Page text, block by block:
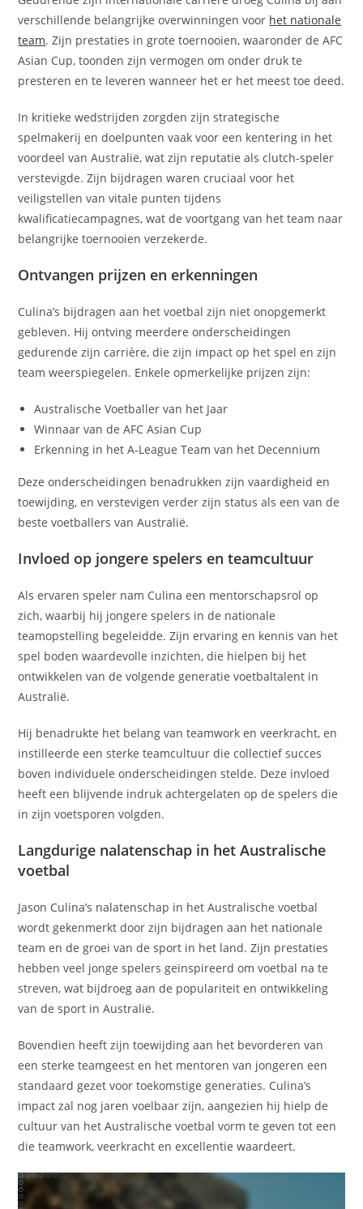
verschillende belangrijke overwinningen voor het nationale
team. Zijn prestaties in grote toernooien, waaronder de AFC
Asian Cup, toonden zijn vermogen om onder druk te
presteren en te leveren wanneer het er het meest toe deed.
In kritieke wedstrijden zorgden zijn strategische
spelmakerij en doelpunten vaak voor een kentering in het
voordeel van Australië, wat zijn reputatie als clutch-speler
verstevigde. Zijn bijdragen waren cruciaal voor het
veiligstellen van vitale punten tijdens
kwalificatiecampagnes, wat de voortgang van het team naar
belangrijke toernooien verzekerde.
Ontvangen prijzen en erkenningen
Culina’s bijdragen aan het voetbal zijn niet onopgemerkt
gebleven. Hij ontving meerdere onderscheidingen
gedurende zijn carrière, die zijn impact op het spel en zijn
team weerspiegelen. Enkele opmerkelijke prijzen zijn:
Australische Voetballer van het Jaar
Winnaar van de AFC Asian Cup
Erkenning in het A-League Team van het Decennium
Deze onderscheidingen benadrukken zijn vaardigheid en
toewijding, en verstevigen verder zijn status als een van de
beste voetballers van Australië.
Invloed op jongere spelers en teamcultuur
Als ervaren speler nam Culina een mentorschapsrol op
zich, waarbij hij jongere spelers in de nationale
teamopstelling begeleidde. Zijn ervaring en kennis van het
spel boden waardevolle inzichten, die hielpen bij het
ontwikkelen van de volgende generatie voetbaltalent in
Australië.
Hij benadrukte het belang van teamwork en veerkracht, en
instilleerde een sterke teamcultuur die collectief succes
boven individuele onderscheidingen stelde. Deze invloed
heeft een blijvende indruk achtergelaten op de spelers die
in zijn voetsporen volgden.
Langdurige nalatenschap in het Australische
voetbal
Jason Culina’s nalatenschap in het Australische voetbal
wordt gekenmerkt door zijn bijdragen aan het nationale
team en de groei van de sport in het land. Zijn prestaties
hebben veel jonge spelers geïnspireerd om voetbal na te
streven, wat bijdroeg aan de populariteit en ontwikkeling
van de sport in Australië.
Bovendien heeft zijn toewijding aan het bevorderen van
een sterke teamgeest en het mentoren van jongeren een
standaard gezet voor toekomstige generaties. Culina’s
impact zal nog jaren voelbaar zijn, aangezien hij hielp de
cultuur van het Australische voetbal vorm te geven tot een
die teamwork, veerkracht en excellentie waardeert.